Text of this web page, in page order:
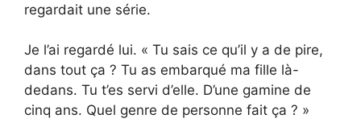
regardait une série.
Je l’ai regardé lui. « Tu sais ce qu’il y a de pire,
dans tout ça ? Tu as embarqué ma fille là-
dedans. Tu t’es servi d’elle. D’une gamine de
cinq ans. Quel genre de personne fait ça ? »